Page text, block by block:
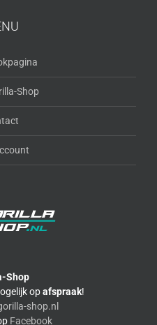
Shop
Shop
opafspraak!
shop.nl
Facebook